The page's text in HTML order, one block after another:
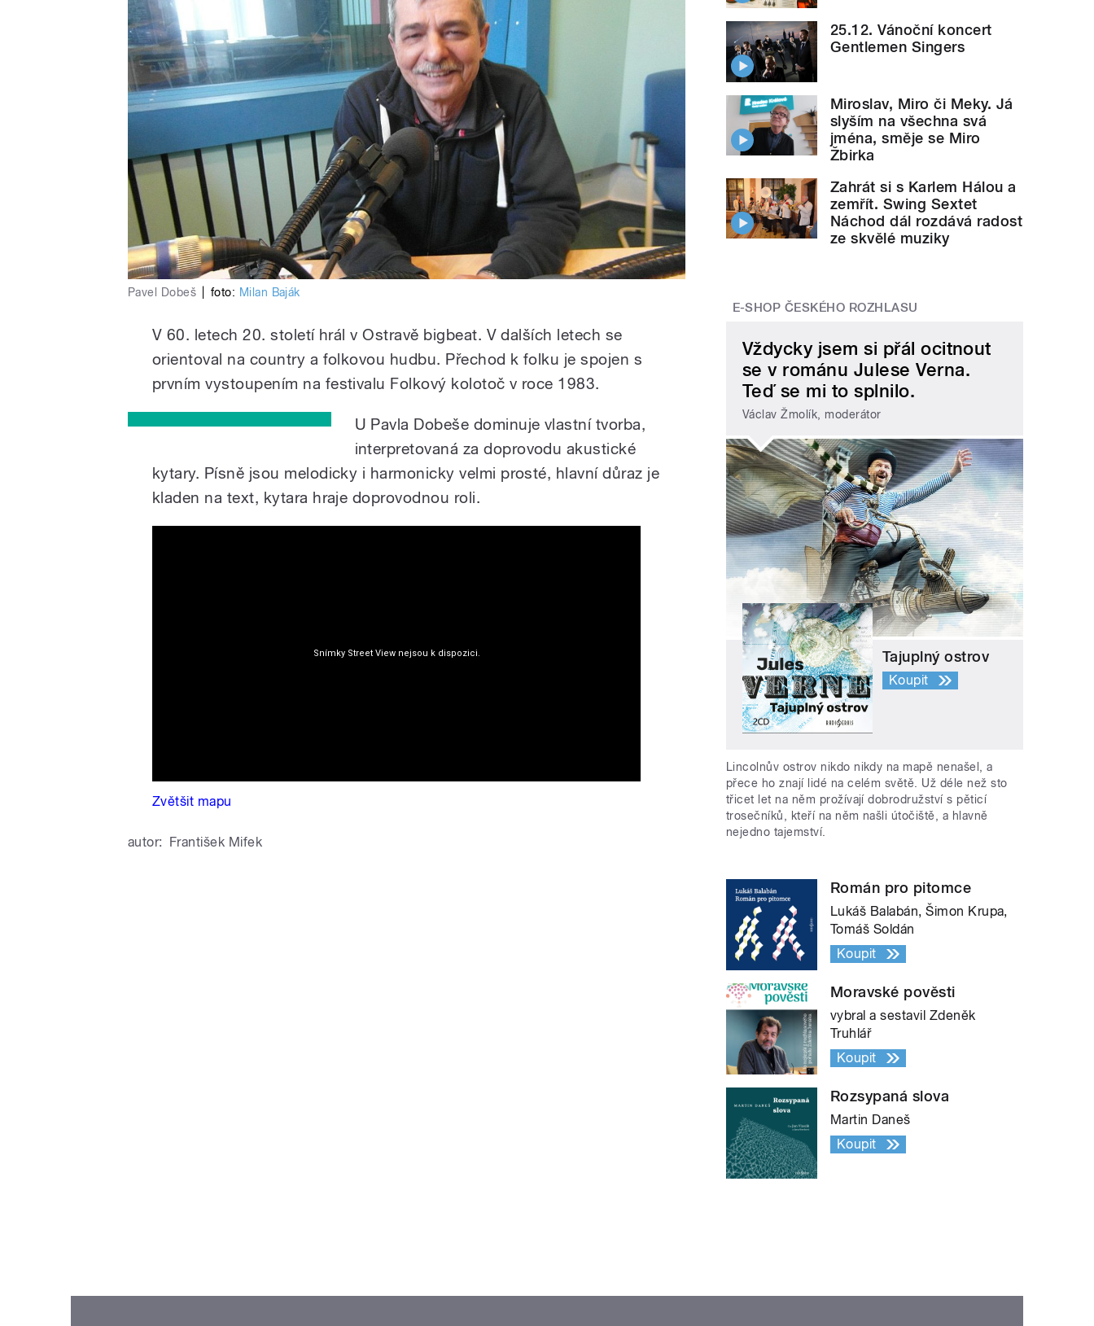
Pavel Dobeš foto: Milan Baják
V 60. letech 20. století hrál v Ostravě bigbeat. V dalších letech se
orientoval na country a folkovou hudbu. Přechod k folku je spojen s
prvním vystoupením na festivalu Folkový kolotoč v roce 1983.
U Pavla Dobeše dominuje vlastní tvorba,
interpretovaná za doprovodu akustické
kytary. Písně jsou melodicky i harmonicky velmi prosté, hlavní důraz je
kladen na text, kytara hraje doprovodnou roli.
Zvětšit mapu
autor: František Mifek
25.12. Vánoční koncert
Gentlemen Singers
Miroslav, Miro či Meky. Já
slyším na všechna svá
jména, směje se Miro
Žbirka
Zahrát si s Karlem Hálou a
zemřít. Swing Sextet
Náchod dál rozdává radost
ze skvělé muziky
E-SHOP ČESKÉHO ROZHLASU
Vždycky jsem si přál ocitnout
se v románu Julese Verna.
Teď se mi to splnilo.
Václav Žmolík, moderátor
Tajuplný ostrov
Koupit
Lincolnův ostrov nikdo nikdy na mapě nenašel, a
přece ho znají lidé na celém světě. Už déle než sto
třicet let na něm prožívají dobrodružství s pěticí
trosečníků, kteří na něm našli útočiště, a hlavně
nejedno tajemství.
Román pro pitomce
Lukáš Balabán, Šimon Krupa,
Tomáš Soldán
Koupit
Moravské pověsti
vybral a sestavil Zdeněk
Truhlář
Koupit
Rozsypaná slova
Martin Daneš
Koupit